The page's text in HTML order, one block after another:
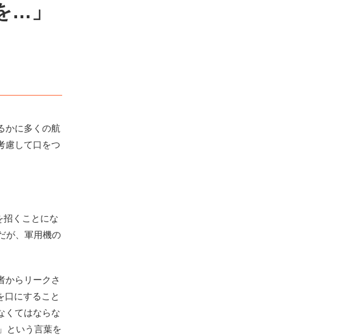
…」
かに多くの航
慮して口をつ
招くことにな
が、軍用機の
からリークさ
口にすること
くてはならな
という言葉を